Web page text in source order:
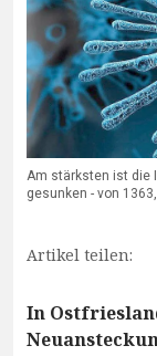
Am stärksten ist die
gesunken - von
Artikel teilen:
In